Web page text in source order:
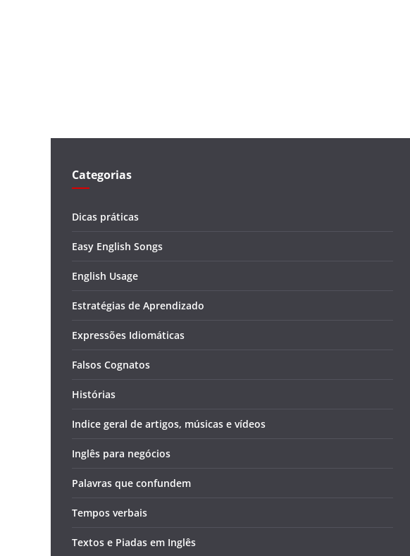
Categorias
Dicas práticas
Easy English Songs
English Usage
Estratégias de Aprendizado
Expressões Idiomáticas
Falsos Cognatos
Histórias
Indice geral de artigos, músicas e vídeos
Inglês para negócios
Palavras que confundem
Tempos verbais
Textos e Piadas em Inglês